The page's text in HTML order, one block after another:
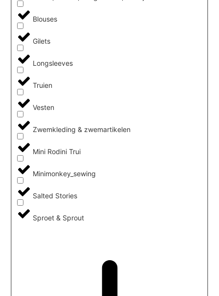
Blouses
Gilets
Longsleeves
Truien
Vesten
Zwemkleding & zwemartikelen
Mini Rodini Trui
Minimonkey_sewing
Salted Stories
Sproet & Sprout